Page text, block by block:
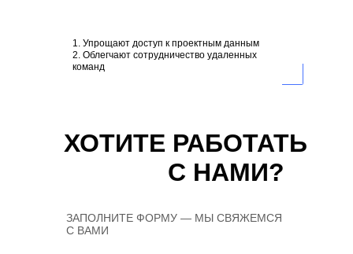
1. Упрощают доступ к проектным данным
2. Облегчают сотрудничество удаленных
команд
ЗАПОЛНИТЕ ФОРМУ — МЫ СВЯЖЕМСЯ
С ВАМИ
С НАМИ?
ХОТИТЕ РАБОТАТЬ